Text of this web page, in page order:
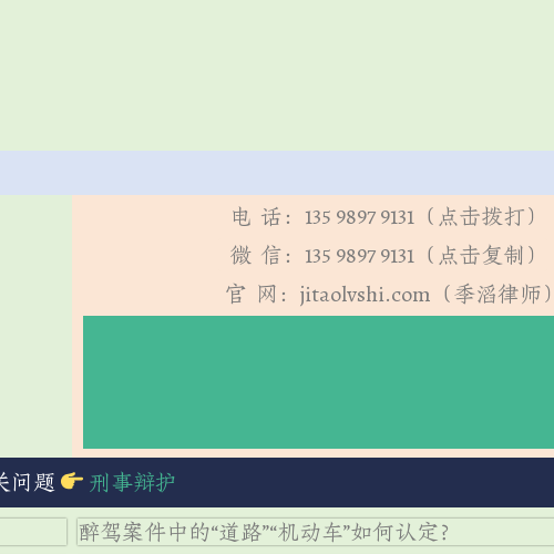
电 话：135 9897 9131（点击拨打）
微 信：135 9897 9131（点击复制）
官 网：jitaolvshi.com（季滔律师）
问题 刑事辩护
醉驾案件中的“道路”“机动车”如何认定？